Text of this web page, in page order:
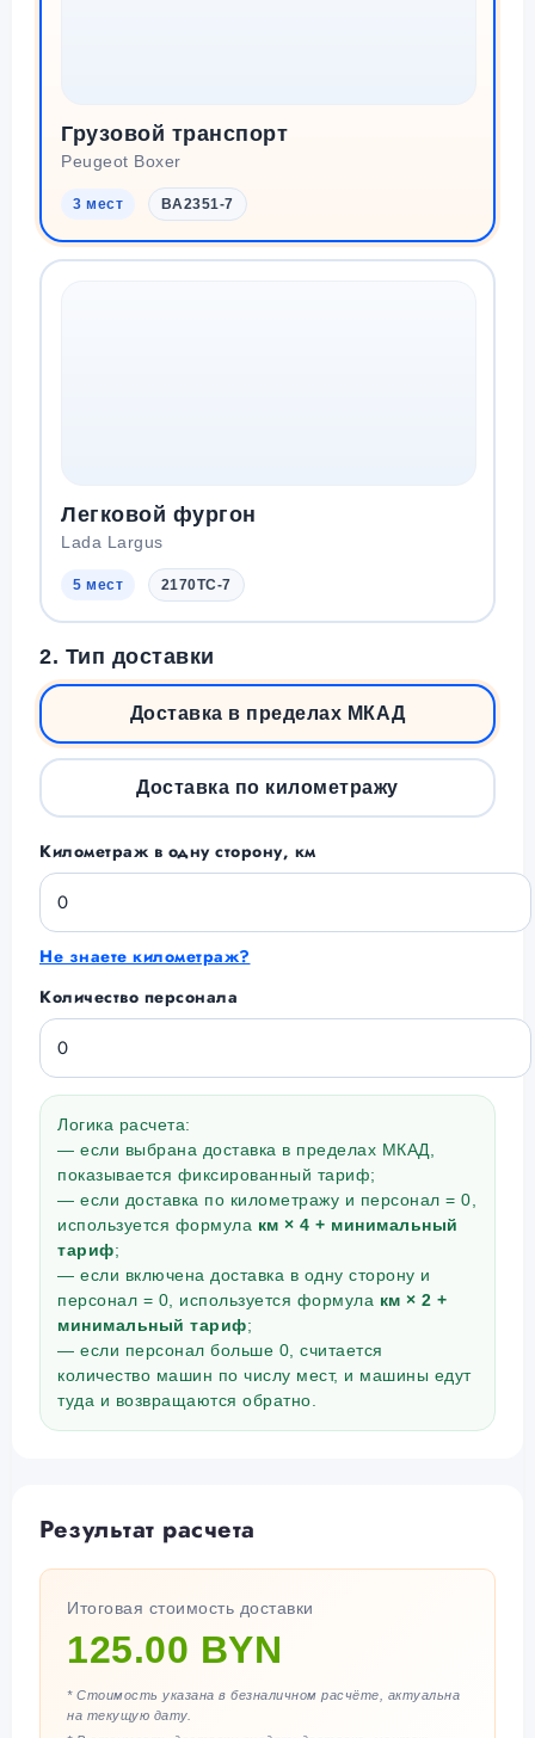
Грузовой транспорт
Peugeot Boxer
3 мест BA2351-7
Легковой фургон
Lada Largus
5 мест 2170TC-7
2. Тип доставки
Доставка в пределах МКАД
Доставка по километражу
Километраж в одну сторону, км
Не знаете километраж?
Количество персонала
Логика расчета:
— если выбрана доставка в пределах МКАД,
показывается фиксированный тариф;
— если доставка по километражу и персонал = 0,
используется формула км × 4 + минимальный
тариф;
— если включена доставка в одну сторону и
персонал = 0, используется формула км × 2 +
минимальный тариф;
— если персонал больше 0, считается
количество машин по числу мест, и машины едут
туда и возвращаются обратно.
Результат расчета
Итоговая стоимость доставки
125.00 BYN
* Стоимость указана в безналичном расчёте, актуальна
на текущую дату.